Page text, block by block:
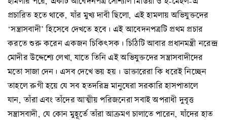
প্রচারিত হতে থাকে, যাঁর মুখ্য দাবী ছিলো, এই হামলায় অভিযুক্তদের
‘সন্ত্রাসবাদী’ হিসেবে দেখতে হবে। এই আবেদনপত্রটি প্রথম প্রচার
করতে শুরু করেন একজন চিকিৎসক। চিঠিটি আবার প্রধানমন্ত্রী নরেন্দ্র
মোদীর উদ্দেশ্যে লেখা, যাতে তিনি এই অভিযুক্তদের সন্ত্রাসবাদীদের
মতো সাজা দেন। এসব দেখে ভয় হয়। ডাক্তারেরা কি ধরেই নিচ্ছেন
তাহলে রুগী হয়ে যে সব হতদরিদ্র মানুষেরা সরকারি হাসপাতালে
যান, তাঁরা এবং তাঁদের আত্মীয় পরিজনেরা সবাই অপরাধী দুবৃত্ত
সন্ত্রাসবাদী, যে কোন মুহূর্তে তাঁরা আক্রমণ চালাতে পারেন, যাঁদের হাত